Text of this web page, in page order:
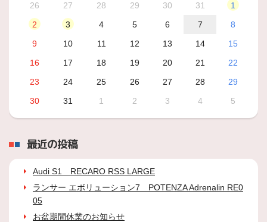
26
27 28 29 30 31
1
2
3 4 5 6 7
8
9
10 11 12 13 14
15
16
17 18 19 20 21
22
23
24 25 26 27 28
29
30
31 1 2 3 4 5
最近の投稿
Audi S1 RECARO RSS LARGE
ランサー エボリューション7 POTENZA Adrenalin RE0
05
お盆期間休業のお知らせ